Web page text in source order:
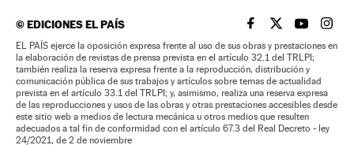
©EDICIONES EL PAÍS EL PAÍS BRASIL EN
EL PAÍSEL PAÍS
EL
EL PAÍS ejerce la oposición expresa frente al uso de sus obras y prestaciones en
la elaboración de revistas de prensa prevista en el artículo 32.1 del TRLPI;
también realiza la reserva expresa frente a la reproducción, distribución y
comunicación pública de sus trabajos y artículos sobre temas de actualidad
prevista en el artículo 33.1 del TRLPI; y, asimismo, realiza una reserva expresa
de las reproducciones y usos de las obras y otras prestaciones accesibles desde
este sitio web a medios de lectura mecánica u otros medios que resulten
adecuados a tal fin de conformidad con el artículo 67.3 del Real Decreto - ley
24/2021, de 2 de noviembre